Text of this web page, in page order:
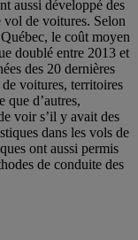
aussi développé des
vol de voitures. Selon
le coût moyen
doublé entre 2013 et
des 20 dernières
voitures, territoires
que d’autres,
voir s’il y avait des
dans les vols de
ont aussi permis
de conduite des